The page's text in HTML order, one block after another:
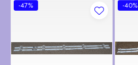
-47% -40%